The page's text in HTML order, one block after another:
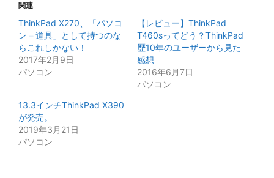
関連
ThinkPad X270、「パソコ
ン＝道具」として持つのな
らこれしかない！
2017年2月9日
パソコン
【レビュー】ThinkPad
T460sってどう？ThinkPad
歴10年のユーザーから見た
感想
2016年6月7日
パソコン
13.3インチThinkPad X390
が発売。
2019年3月21日
パソコン